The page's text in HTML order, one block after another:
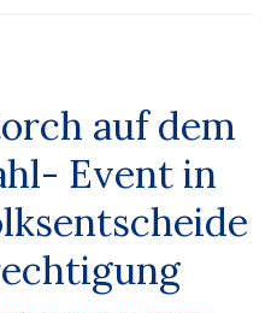
auf dem
Event in